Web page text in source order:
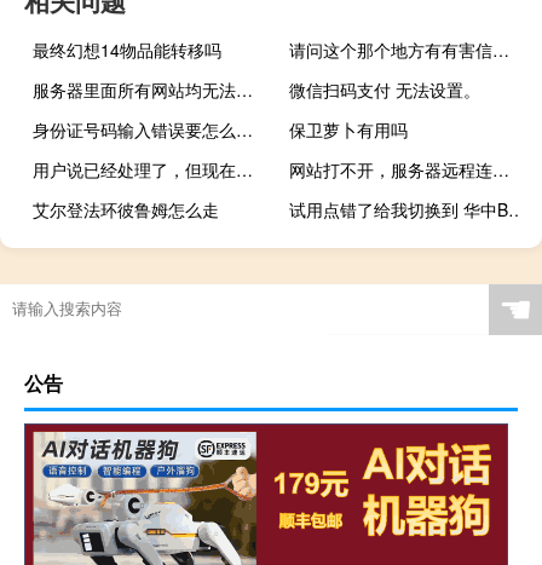
最终幻想14物品能转移吗
请问这个那个地方有有害信息！
服务器里面所有网站均无法打开，请尽快处理
微信扫码支付 无法设置。
身份证号码输入错误要怎么更改
保卫萝卜有用吗
用户说已经处理了，但现在还不能通过www.sxpjp.com
网站打不开，服务器远程连接不上
艾尔登法环彼鲁姆怎么走
试用点错了给我切换到 华中BGP ZZ-1
☚
公告